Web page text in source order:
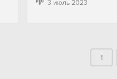
3 июль 2023
1